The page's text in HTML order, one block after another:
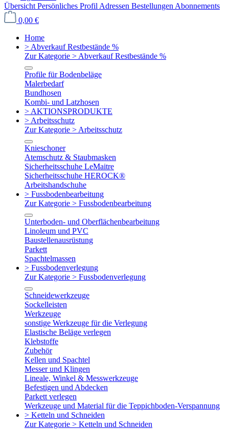
Übersicht Persönliches Profil Adressen Bestellungen Abonnements
0,00 €
Home
> Abverkauf Restbestände %
Zur Kategorie > Abverkauf Restbestände %
Profile für Bodenbeläge
Malerbedarf
Bundhosen
Kombi- und Latzhosen
> AKTIONSPRODUKTE
> Arbeitsschutz
Zur Kategorie > Arbeitsschutz
Knieschoner
Atemschutz & Staubmasken
Sicherheitsschuhe LeMaitre
Sicherheitsschuhe HEROCK®
Arbeitshandschuhe
> Fussbodenbearbeitung
Zur Kategorie > Fussbodenbearbeitung
Unterboden- und Oberflächenbearbeitung
Linoleum und PVC
Baustellenausrüstung
Parkett
Spachtelmassen
> Fussbodenverlegung
Zur Kategorie > Fussbodenverlegung
Schneidewerkzeuge
Sockelleisten
Werkzeuge
sonstige Werkzeuge für die Verlegung
Elastische Beläge verlegen
Klebstoffe
Zubehör
Kellen und Spachtel
Messer und Klingen
Lineale, Winkel & Messwerkzeuge
Befestigen und Abdecken
Parkett verlegen
Werkzeuge und Material für die Teppichboden-Verspannung
> Ketteln und Schneiden
Zur Kategorie > Ketteln und Schneiden